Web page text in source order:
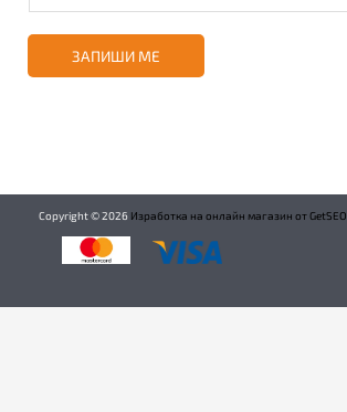
ЗАПИШИ МЕ
Copyright ©2026 Изработка на онлайн магазин от GetSEO